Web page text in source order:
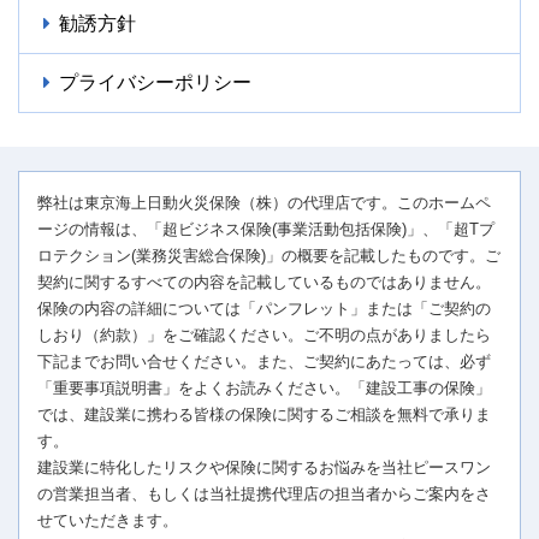
勧誘方針
プライバシーポリシー
弊社は東京海上日動火災保険（株）の代理店です。このホームペ
ージの情報は、「超ビジネス保険(事業活動包括保険)」、「超Tプ
ロテクション(業務災害総合保険)」の概要を記載したものです。ご
契約に関するすべての内容を記載しているものではありません。
保険の内容の詳細については「パンフレット」または「ご契約の
しおり（約款）」をご確認ください。ご不明の点がありましたら
下記までお問い合せください。また、ご契約にあたっては、必ず
「重要事項説明書」をよくお読みください。「建設工事の保険」
では、建設業に携わる皆様の保険に関するご相談を無料で承りま
す。
建設業に特化したリスクや保険に関するお悩みを当社ピースワン
の営業担当者、もしくは当社提携代理店の担当者からご案内をさ
せていただきます。